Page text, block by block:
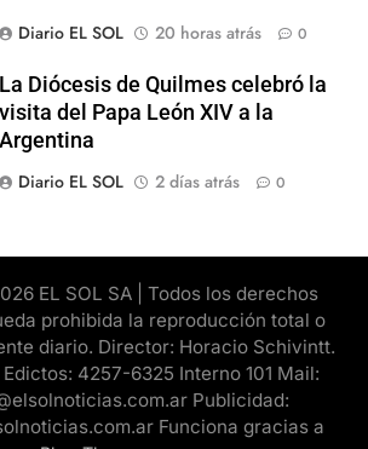
Diario EL SOL
20 horas atrás 0
La Diócesis de Quilmes celebró la
visita del Papa León XIV a la
Argentina
Diario EL SOL
2 días atrás 0
EL SOL SA | Todos los derechos
prohibida la reproducción total o
diario. Director: Horacio Schivintt.
4257-6325 Interno 101 Mail:
Publicidad:
Funciona gracias a